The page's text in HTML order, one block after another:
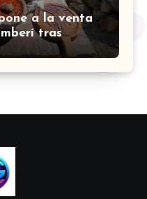
a la venta
tras
de euros